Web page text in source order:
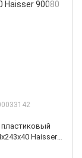
Haisser